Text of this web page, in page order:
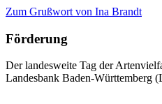
Zum Grußwort von Ina Brandt
Förderung
Der landesweite Tag der
Landesbank Baden-Württemberg